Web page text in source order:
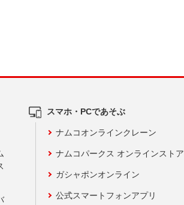
スマホ・PCであそぶ
ナムコオンラインクレーン
ナムコパークス オンラインストア
ガシャポンオンライン
公式スマートフォンアプリ